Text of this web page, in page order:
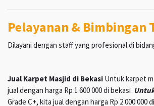
Pelayanan & Bimbingan
Dilayani dengan staff yang profesional di
Jual Karpet Masjid di Bekasi Untuk karpet
jual dengan harga Rp 1 600 000 di bekasi
Grade C+, kita jual dengan harga Rp 2 000 000